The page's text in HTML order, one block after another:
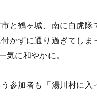
と鶴ヶ城、南に白虎
かずに通り過ぎてし
気に和やかに。
参加者も「湯川村に入